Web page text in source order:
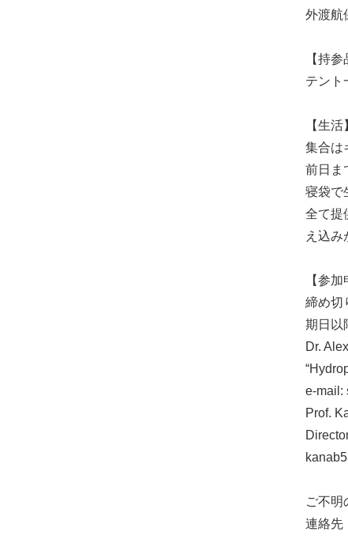
外渡航
【持
テント
【生活
集合は
前日ま
寝袋で
全て提
え込み
【参加
締め切
期日以
Dr.
e-mail:
Prof.
ご不明
連絡